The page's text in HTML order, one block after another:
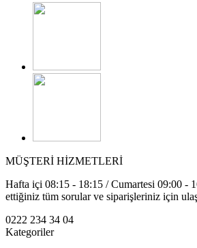
MÜŞTERİ HİZMETLERİ
Hafta içi 08:15 - 18:15 / Cumartesi 09:00 -
ettiğiniz tüm sorular ve siparişleriniz için
0222 234 34 04
Kategoriler